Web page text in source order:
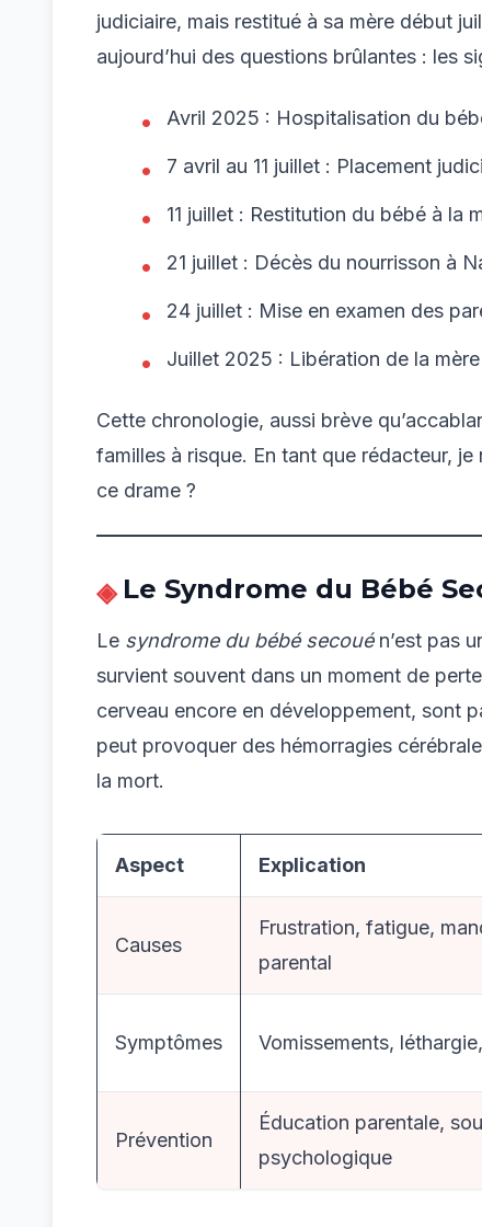
judiciaire, mais restitué à sa mère début
aujourd’hui des questions brûlantes : les
Avril 2025 : Hospitalisation du
7 avril au 11 juillet : Placement
11 juillet : Restitution du bébé à la
21 juillet : Décès du nourrisson à
24 juillet : Mise en examen des
Juillet 2025 : Libération de la
Cette chronologie, aussi brève
familles à risque. En tant que rédacteur,
ce drame ?
Le Syndrome du Bébé
Le syndrome du bébé secouén’est pas
survient souvent dans un moment de
cerveau encore en développement, sont
peut provoquer des hémorragies
la mort.
Aspect Explication
Causes
Frustration, fatigue,
parental
Symptômes Vomissements,
Prévention
Éducation parentale,
psychologique